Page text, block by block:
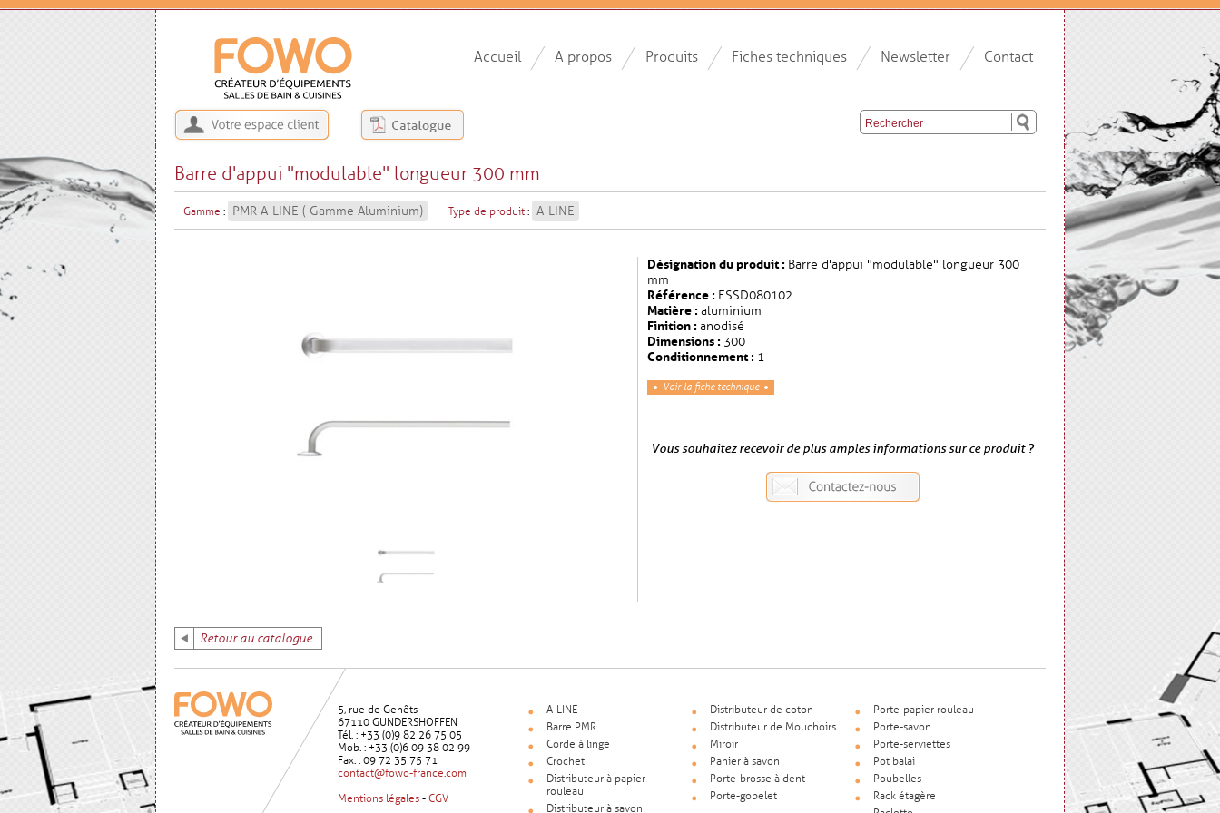
Accueil A propos Produits Fiches techniques Newsletter Contact
Barre d'appui "modulable" longueur 300 mm
Gamme : PMR A-LINE ( Gamme Aluminium) Type de produit : A-LINE
Désignation du produit : Barre d'appui "modulable" longueur 300
mm
Référence : ESSD080102
Matière : aluminium
Finition : anodisé
Dimensions : 300
Conditionnement : 1
Voir la fiche technique
Vous souhaitez recevoir de plus amples informations sur ce produit ?
Retour au catalogue
5, rue de Genêts
67110 GUNDERSHOFFEN
Tél. : +33 (0)9 82 26 75 05
Mob. : +33 (0)6 09 38 02 99
Fax. : 09 72 35 75 71
contact@fowo-france.com
Mentions légales - CGV
A-LINE
Barre PMR
Corde à linge
Crochet
Distributeur à papier
rouleau
Distributeur à savon
Distributeur de coton
Distributeur de Mouchoirs
Miroir
Panier à savon
Porte-brosse à dent
Porte-gobelet
Porte-papier rouleau
Porte-savon
Porte-serviettes
Pot balai
Poubelles
Rack étagère